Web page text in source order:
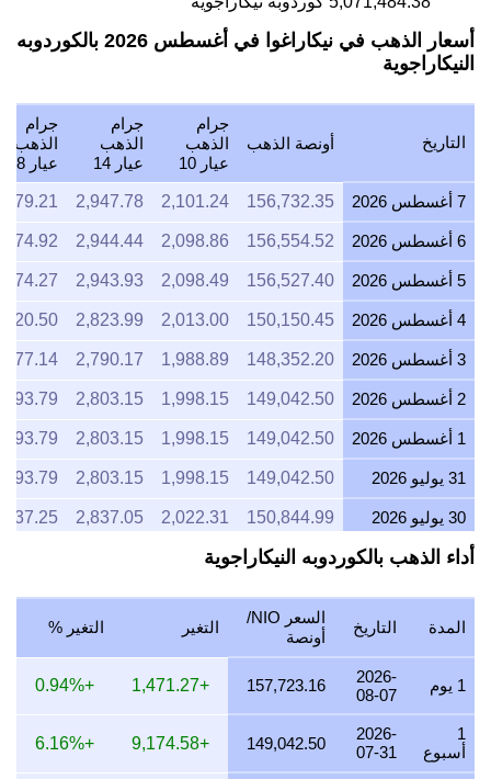
النيكاراجوية
التاريخ أونصة الذهب
الذهب
عيار 10
الذهب
عيار 14
الذهب
عيار 18
156,732.35
2,101.24
2,947.78
6 أغسطس 2026 156,554.52
2,098.86
2,944.44
5 أغسطس 2026 156,527.40
2,098.49
2,943.93
4 أغسطس 2026 150,150.45
2,013.00
2,823.99
3 أغسطس 2026 148,352.20
1,988.89
2,790.17
2 أغسطس 2026 149,042.50
1,998.15
2,803.15
1 أغسطس 2026 149,042.50
1,998.15
2,803.15
31 يوليو 2026 149,042.50
1,998.15
2,803.15
30 يوليو 2026 150,844.99
2,022.31
2,837.05
29 يوليو 2026 148,421.05
1,989.81
2,791.47
28 يوليو 2026 148,379.43
1,989.26
27 يوليو 2026 149,632.65
2,006.06
2,814.25
26 يوليو 2026 149,035.67
1,998.05
2,803.03
24 يوليو 2026 149,548.85
2,004.93
23 يوليو 2026 149,010.61
1,997.72
2,802.55
أداء الذهب بالكوردوبه النيكاراجوية
السعر NIO/
أونصة
2026-
08-07
157,723.16
1
أسبوع
2026-
07-31
30 يوم
2026-
07-08